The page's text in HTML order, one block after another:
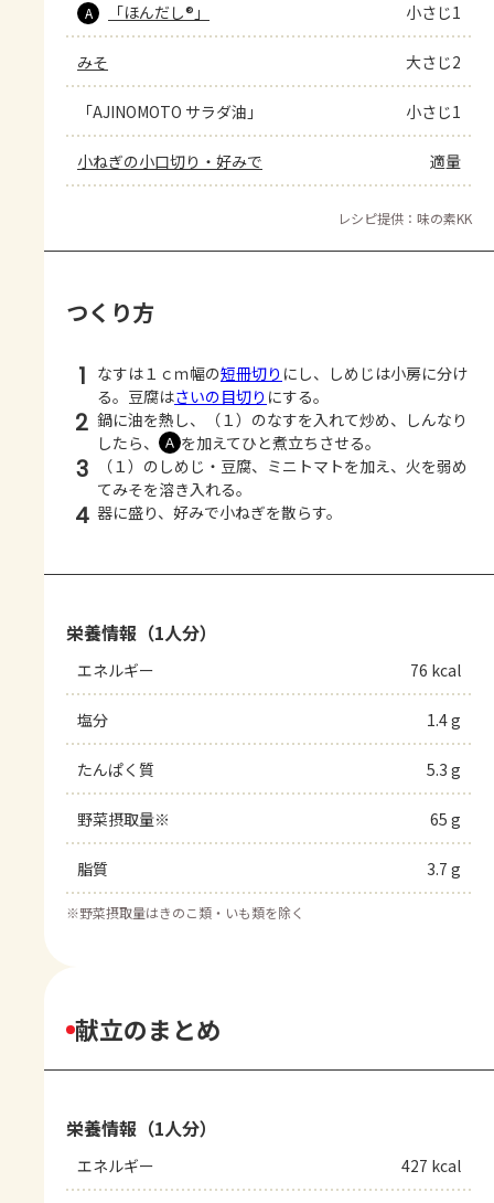
A 「ほんだし®」 小さじ1
みそ 大さじ2
「AJINOMOTO サラダ油」 小さじ1
小ねぎの小口切り・好みで 適量
レシピ提供：味の素KK
つくり方
1 なすは１ｃｍ幅の短冊切り にし、しめじは小房に分け
る。豆腐はさいの目切り にする。
2 鍋に油を熱し、（１）のなすを入れて炒め、しんなり
したら、
Ａ を加えてひと煮立ちさせる。
3
（１）のしめじ・豆腐、ミニトマトを加え、火を弱め
てみそを溶き入れる。
4 器に盛り、好みで小ねぎを散らす。
栄養情報（1人分）
エネルギー 76 kcal
塩分 1.4 g
たんぱく質 5.3 g
野菜摂取量※ 65 g
脂質 3.7 g
※野菜摂取量はきのこ類・いも類を除く
献立のまとめ
栄養情報（1人分）
エネルギー 427 kcal